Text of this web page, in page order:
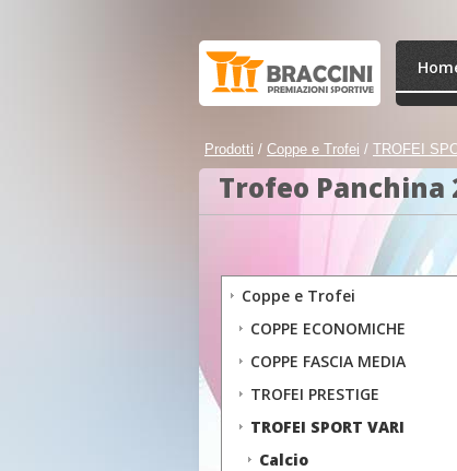
Prodotti / Coppe e Trofei / TROFEI
Trofeo Panchina
Coppe e Trofei
COPPE ECONOMICHE
COPPE FASCIA MEDIA
TROFEI PRESTIGE
TROFEI SPORT VARI
Calcio